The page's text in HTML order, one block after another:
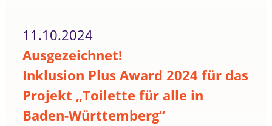
11.10.2024
Ausgezeichnet!
Inklusion Plus Award 2024 für das
Projekt „Toilette für alle in
Baden-Württemberg“